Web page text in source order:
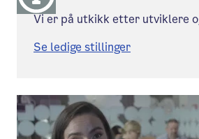
Vi er på utkikk etter utviklere
Se ledige stillinger